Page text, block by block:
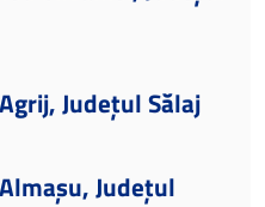
Județul Sălaj
Județul